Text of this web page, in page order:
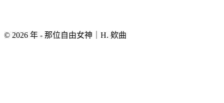
© 2026 年 - 那位自由女神｜H. 欸曲